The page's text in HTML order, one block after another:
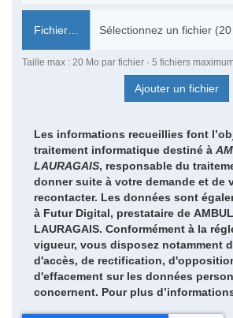
Fichier…
Taille max : 20 Mo par fichier · 5 fichiers
Ajouter un fichier
Les informations recueillies font
traitement informatique destiné à
LAURAGAIS, responsable du
donner suite à votre demande et de
recontacter. Les données sont
à Futur Digital, prestataire de
LAURAGAIS. Conformément à la
vigueur, vous disposez notamment
d'accès, de rectification,
d'effacement sur les données
concernent. Pour plus